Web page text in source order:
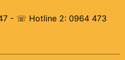
- ☏ Hotline 2: 0964 473